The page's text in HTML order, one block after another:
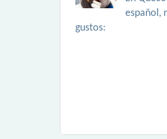
español,
gustos: